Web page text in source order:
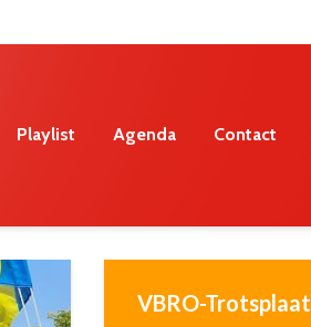
Playlist Agenda Contact
VBRO-Trotsplaat